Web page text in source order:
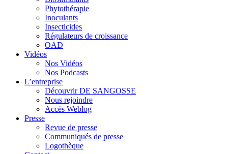
Phytothérapie
Inoculants
Insecticides
Régulateurs de croissance
OAD
Vidéos
Nos Vidéos
Nos Podcasts
L’entreprise
Découvrir DE SANGOSSE
Nous rejoindre
Accès Weblog
Presse
Revue de presse
Communiqués de presse
Logothèque